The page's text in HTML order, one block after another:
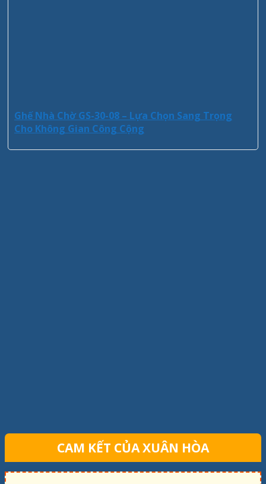
Ghế Nhà Chờ GS-30-08 – Lựa Chọn Sang Trọng
Cho Không Gian Công Cộng
CAM KẾT CỦA XUÂN HÒA